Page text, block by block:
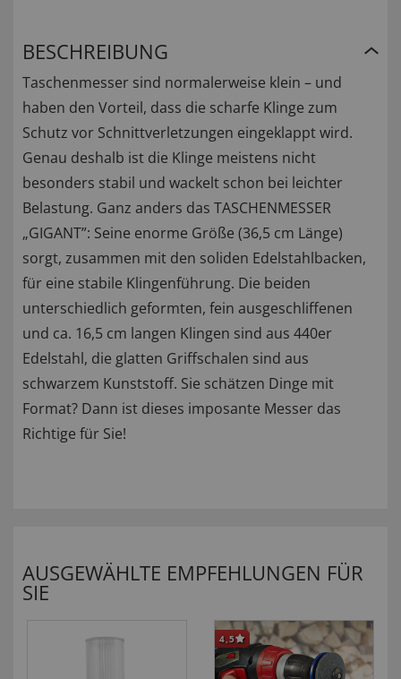
BESCHREIBUNG
Taschenmesser sind normalerweise klein – und
haben den Vorteil, dass die scharfe Klinge zum
Schutz vor Schnittverletzungen eingeklappt wird.
Genau deshalb ist die Klinge meistens nicht
besonders stabil und wackelt schon bei leichter
Belastung. Ganz anders das TASCHENMESSER
„GIGANT”: Seine enorme Größe (36,5 cm Länge)
sorgt, zusammen mit den soliden Edelstahlbacken,
für eine stabile Klingenführung. Die beiden
unterschiedlich geformten, fein ausgeschliffenen
und ca. 16,5 cm langen Klingen sind aus 440er
Edelstahl, die glatten Griffschalen sind aus
schwarzem Kunststoff. Sie schätzen Dinge mit
Format? Dann ist dieses imposante Messer das
Richtige für Sie!
AUSGEWÄHLTE EMPFEHLUNGEN FÜR
SIE
4,5